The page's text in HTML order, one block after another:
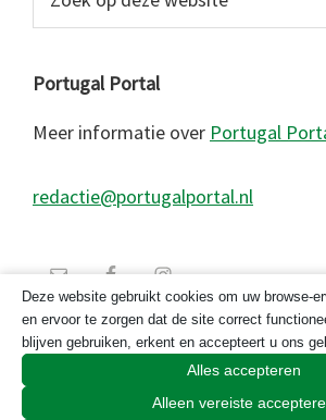
website
Portugal Portal
Meer informatie over Portugal
redactie@portugalportal.nl
Deze website gebruikt cookies om uw browse-
en ervoor te zorgen dat de site correct
blijven gebruiken, erkent en accepteert u ons
Alles accepteren
Alleen vereiste